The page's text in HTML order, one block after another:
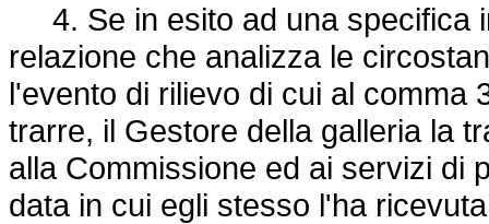
4. Se in esito ad una specifica
relazione che analizza le
l'evento di rilievo di cui al comma
trarre, il Gestore della galleria la
alla Commissione ed ai servizi di
data in cui egli stesso l'ha